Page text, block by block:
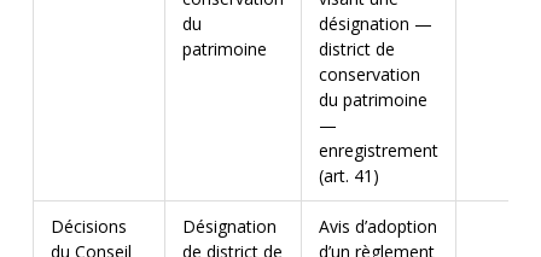
du
patrimoine
désignation —
district de
conservation
du patrimoine
—
enregistrement
(art. 41)
Décisions
du Conseil
Désignation
de district de
Avis d’adoption
d’un règlement